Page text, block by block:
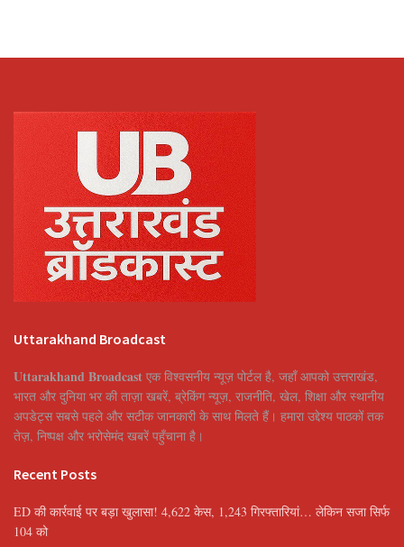
Uttarakhand Broadcast
Uttarakhand Broadcast एक विश्वसनीय न्यूज़ पोर्टल है, जहाँ आपको उत्तराखंड,
भारत और दुनिया भर की ताज़ा खबरें, ब्रेकिंग न्यूज़, राजनीति, खेल, शिक्षा और स्थानीय
अपडेट्स सबसे पहले और सटीक जानकारी के साथ मिलते हैं। हमारा उद्देश्य पाठकों तक
तेज़, निष्पक्ष और भरोसेमंद खबरें पहुँचाना है।
Recent Posts
ED की कार्रवाई पर बड़ा खुलासा! 4,622 केस, 1,243 गिरफ्तारियां… लेकिन सजा सिर्फ
104 को